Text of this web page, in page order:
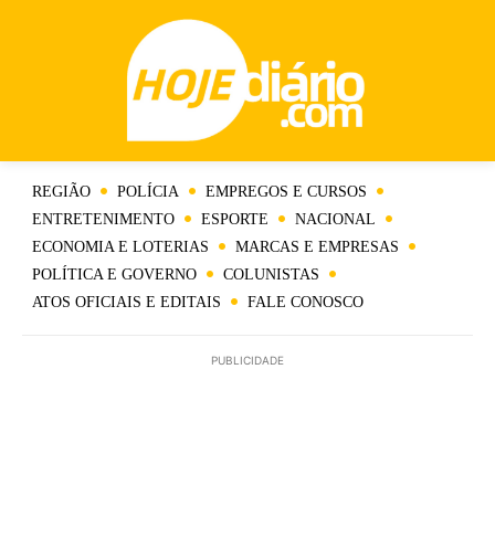
REGIÃO POLÍCIA
EMPREGOS E CURSOS
ENTRETENIMENTO
ESPORTE
NACIONAL
ECONOMIA E LOTERIAS
MARCAS E EMPRESAS
POLÍTICA E GOVERNO
COLUNISTAS
ATOS OFICIAIS E EDITAIS
FALE CONOSCO
PUBLICIDADE